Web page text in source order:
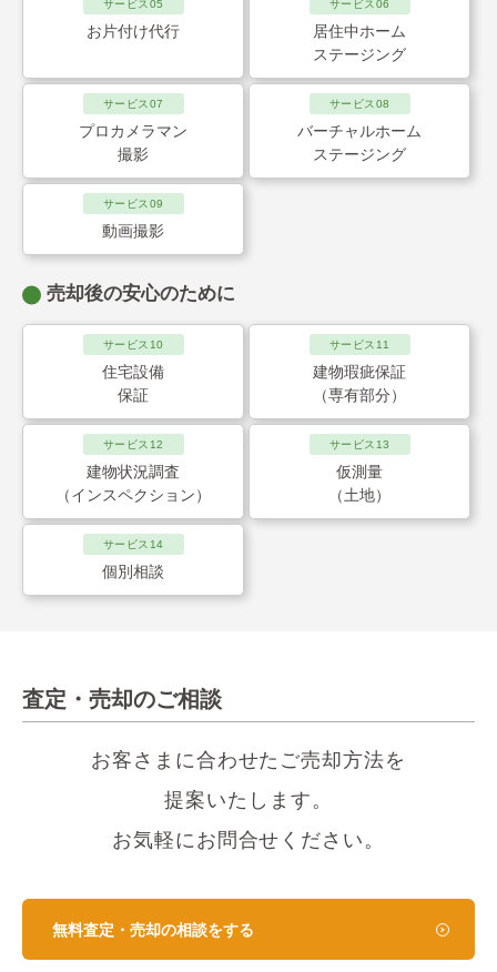
サービス05
お片付け代行
サービス06
居住中ホーム
ステージング
サービス07
プロカメラマン
撮影
サービス08
バーチャルホーム
ステージング
サービス09
動画撮影
売却後の安心のために
サービス10
住宅設備
保証
サービス11
建物瑕疵保証
（専有部分）
サービス12
建物状況調査
（インスペクション）
サービス13
仮測量
（土地）
サービス14
個別相談
査定・売却のご相談
お客さまに合わせたご売却方法を
提案いたします。
お気軽にお問合せください。
無料査定・売却の相談をする